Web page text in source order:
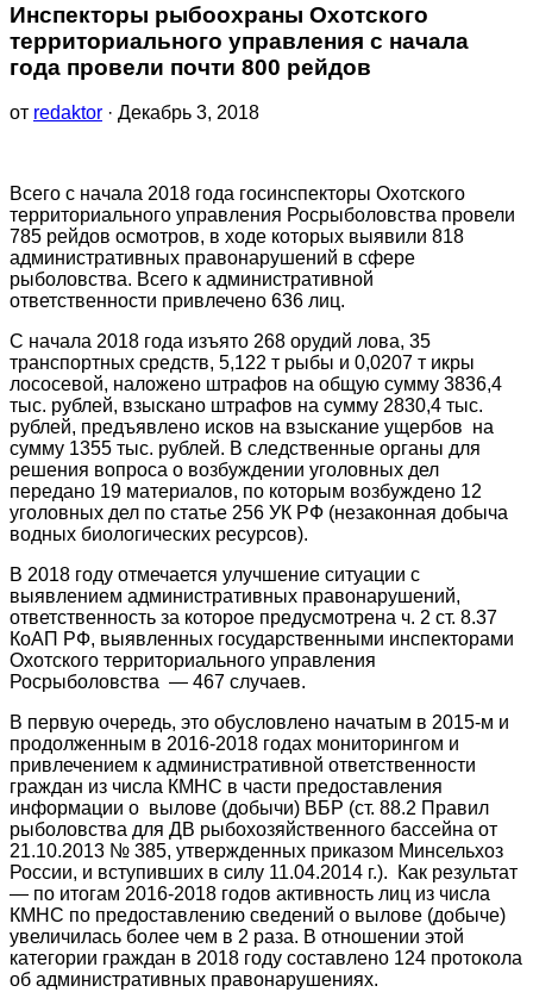
Инспекторы рыбоохраны Охотского
территориального управления с начала
года провели почти 800 рейдов
от redaktor · Декабрь 3, 2018
Всего с начала 2018 года госинспекторы Охотского
территориального управления Росрыболовства провели
785 рейдов осмотров, в ходе которых выявили 818
административных правонарушений в сфере
рыболовства. Всего к административной
ответственности привлечено 636 лиц.
С начала 2018 года изъято 268 орудий лова, 35
транспортных средств, 5,122 т рыбы и 0,0207 т икры
лососевой, наложено штрафов на общую сумму 3836,4
тыс. рублей, взыскано штрафов на сумму 2830,4 тыс.
рублей, предъявлено исков на взыскание ущербов на
сумму 1355 тыс. рублей. В следственные органы для
решения вопроса о возбуждении уголовных дел
передано 19 материалов, по которым возбуждено 12
уголовных дел по статье 256 УК РФ (незаконная добыча
водных биологических ресурсов).
В 2018 году отмечается улучшение ситуации с
выявлением административных правонарушений,
ответственность за которое предусмотрена ч. 2 ст. 8.37
КоАП РФ, выявленных государственными инспекторами
Охотского территориального управления
Росрыболовства — 467 случаев.
В первую очередь, это обусловлено начатым в 2015-м и
продолженным в 2016-2018 годах мониторингом и
привлечением к административной ответственности
граждан из числа КМНС в части предоставления
информации о вылове (добычи) ВБР (ст. 88.2 Правил
рыболовства для ДВ рыбохозяйственного бассейна от
21.10.2013 № 385, утвержденных приказом Минсельхоз
России, и вступивших в силу 11.04.2014 г.). Как результат
— по итогам 2016-2018 годов активность лиц из числа
КМНС по предоставлению сведений о вылове (добыче)
увеличилась более чем в 2 раза. В отношении этой
категории граждан в 2018 году составлено 124 протокола
об административных правонарушениях.